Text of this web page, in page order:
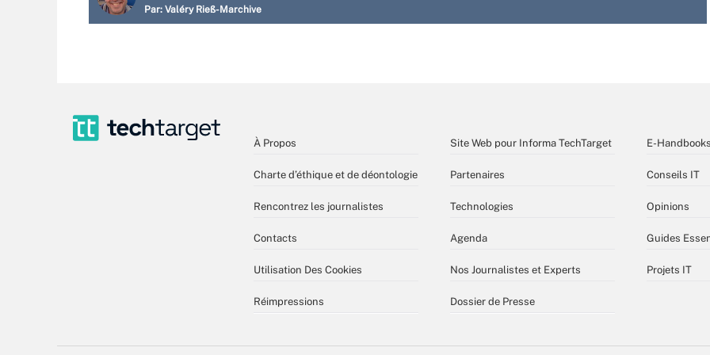
Par: Valéry Rieß-Marchive
À Propos
Charte d’éthique et de déontologie
Rencontrez les journalistes
Contacts
Utilisation Des Cookies
Réimpressions
Site Web pour Informa TechTarget
Partenaires
Technologies
Agenda
Nos Journalistes et Experts
Dossier de Presse
E-Handbooks
Conseils IT
Opinions
Guides
Projets IT